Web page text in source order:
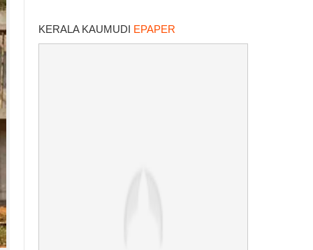
KERALA KAUMUDI EPAPER